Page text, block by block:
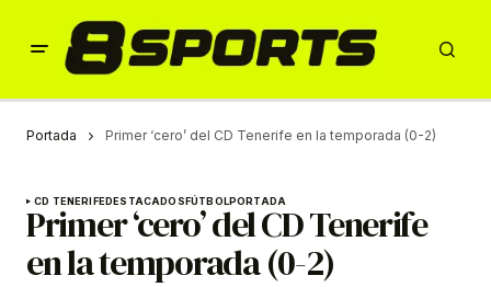
Portada Primer ‘cero’ del CD Tenerife en la temporada (0-2)
CD TENERIFEDESTACADOSFÚTBOLPORTADA
Primer ‘cero’ del CD Tenerife
en la temporada (0-2)